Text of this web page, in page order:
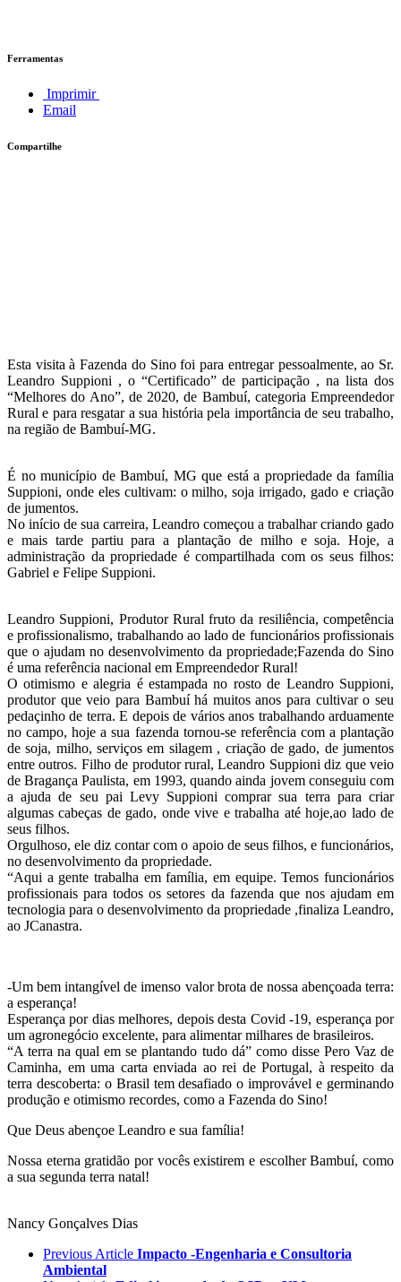
Ferramentas
Imprimir
Email
Compartilhe
Esta visita à Fazenda do Sino foi para entregar pessoalmente, ao Sr.
Leandro Suppioni , o “Certificado” de participação , na lista dos
“Melhores do Ano”, de 2020, de Bambuí, categoria Empreendedor
Rural e para resgatar a sua história pela importância de seu trabalho,
na região de Bambuí-MG.
É no município de Bambuí, MG que está a propriedade da família
Suppioni, onde eles cultivam: o milho, soja irrigado, gado e criação
de jumentos.
No início de sua carreira, Leandro começou a trabalhar criando gado
e mais tarde partiu para a plantação de milho e soja. Hoje, a
administração da propriedade é compartilhada com os seus filhos:
Gabriel e Felipe Suppioni.
Leandro Suppioni, Produtor Rural fruto da resiliência, competência
e profissionalismo, trabalhando ao lado de funcionários profissionais
que o ajudam no desenvolvimento da propriedade;Fazenda do Sino
é uma referência nacional em Empreendedor Rural!
O otimismo e alegria é estampada no rosto de Leandro Suppioni,
produtor que veio para Bambuí há muitos anos para cultivar o seu
pedaçinho de terra. E depois de vários anos trabalhando arduamente
no campo, hoje a sua fazenda tornou-se referência com a plantação
de soja, milho, serviços em silagem , criação de gado, de jumentos
entre outros. Filho de produtor rural, Leandro Suppioni diz que veio
de Bragança Paulista, em 1993, quando ainda jovem conseguiu com
a ajuda de seu pai Levy Suppioni comprar sua terra para criar
algumas cabeças de gado, onde vive e trabalha até hoje,ao lado de
seus filhos.
Orgulhoso, ele diz contar com o apoio de seus filhos, e funcionários,
no desenvolvimento da propriedade.
“Aqui a gente trabalha em família, em equipe. Temos funcionários
profissionais para todos os setores da fazenda que nos ajudam em
tecnologia para o desenvolvimento da propriedade ,finaliza Leandro,
ao JCanastra.
-Um bem intangível de imenso valor brota de nossa abençoada terra:
a esperança!
Esperança por dias melhores, depois desta Covid -19, esperança por
um agronegócio excelente, para alimentar milhares de brasileiros.
“A terra na qual em se plantando tudo dá” como disse Pero Vaz de
Caminha, em uma carta enviada ao rei de Portugal, à respeito da
terra descoberta: o Brasil tem desafiado o improvável e germinando
produção e otimismo recordes, como a Fazenda do Sino!
Que Deus abençoe Leandro e sua família!
Nossa eterna gratidão por vocês existirem e escolher Bambuí, como
a sua segunda terra natal!
Nancy Gonçalves Dias
Previous Article Impacto -Engenharia e Consultoria
Ambiental